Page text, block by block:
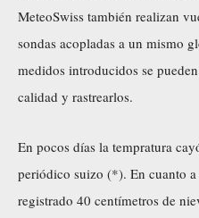
MeteoSwiss también realizan
sondas acopladas a un mismo
medidos introducidos se
calidad y rastrearlos.
En pocos días la tempratura
periódico suizo (*). En cuanto a
registrado 40 centímetros de